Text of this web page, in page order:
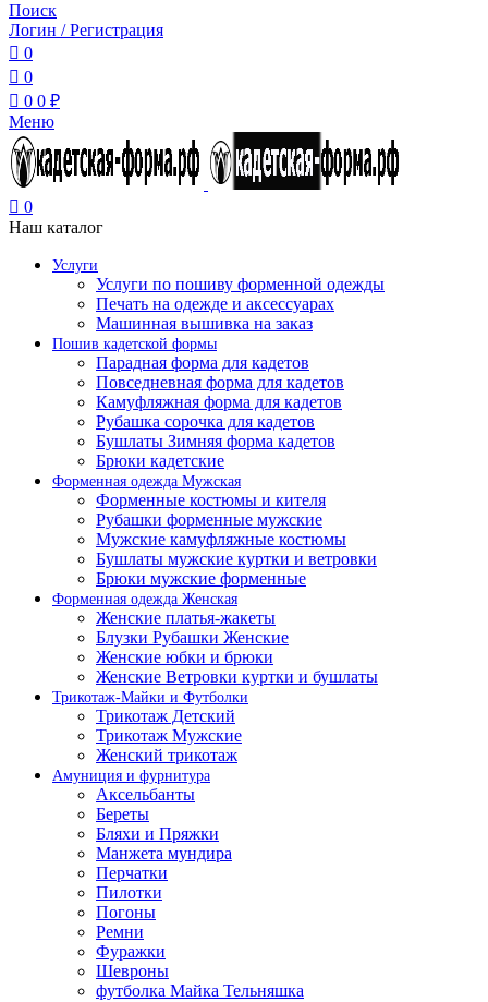
Поиск
Логин / Регистрация
0
0
0 0 ₽
Меню
0
Наш каталог
Услуги
Услуги по пошиву форменной одежды
Печать на одежде и аксессуарах
Машинная вышивка на заказ
Пошив кадетской формы
Парадная форма для кадетов
Повседневная форма для кадетов
Камуфляжная форма для кадетов
Рубашка сорочка для кадетов
Бушлаты Зимняя форма кадетов
Брюки кадетские
Форменная одежда Мужская
Форменные костюмы и кителя
Рубашки форменные мужские
Мужские камуфляжные костюмы
Бушлаты мужские куртки и ветровки
Брюки мужские форменные
Форменная одежда Женская
Женские платья-жакеты
Блузки Рубашки Женские
Женские юбки и брюки
Женские Ветровки куртки и бушлаты
Трикотаж-Майки и Футболки
Трикотаж Детский
Трикотаж Мужские
Женский трикотаж
Амуниция и фурнитура
Аксельбанты
Береты
Бляхи и Пряжки
Манжета мундира
Перчатки
Пилотки
Погоны
Ремни
Фуражки
Шевроны
футболка Майка Тельняшка